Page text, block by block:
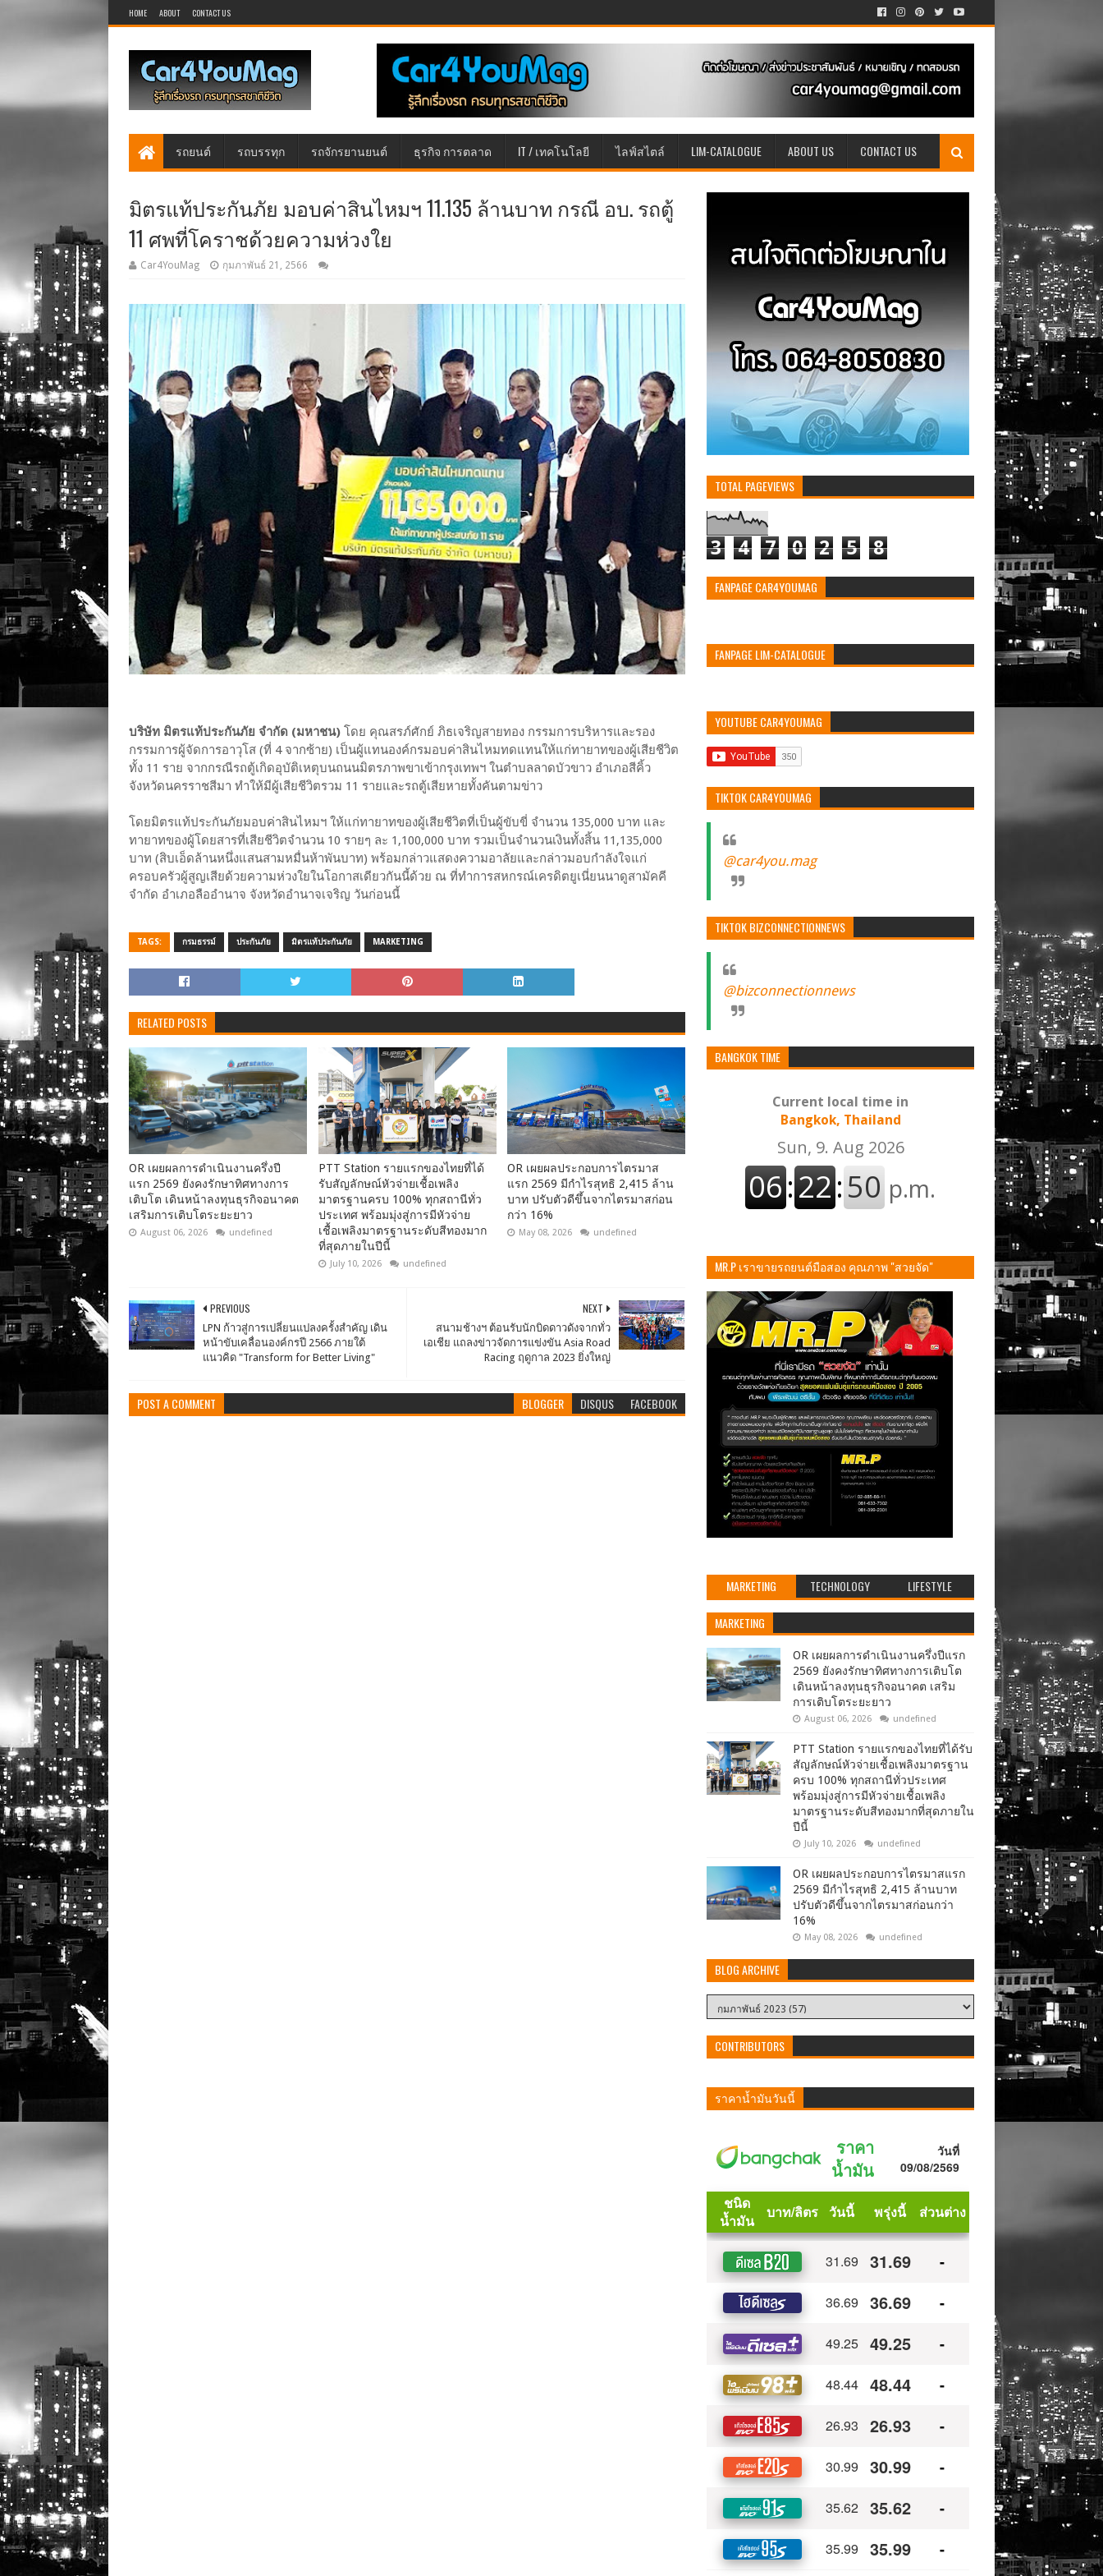
HOME ABOUT CONTACT US
รถยนต์ รถบรรทุก รถจักรยานยนต์ ธุรกิจ การตลาด IT / เทคโนโลยี ไลฟ์สไตล์ LIM-CATALOGUE ABOUT US CONTACT US
มิตรแท้ประกันภัย มอบค่าสินไหมฯ 11.135 ล้านบาท กรณี อบ. รถตู้
11 ศพที่โคราชด้วยความห่วงใย
Car4YouMag กุมภาพันธ์ 21, 2566
บริษัท มิตรแท้ประกันภัย จำกัด (มหาชน) โดย คุณสรภ์ศักย์ ภิธเจริญสายทอง กรรมการบริหารและรอง
กรรมการผู้จัดการอาวุโส (ที่ 4 จากซ้าย) เป็นผู้แทนองค์กรมอบค่าสินไหมทดแทนให้แก่ทายาทของผู้เสียชีวิต
ทั้ง 11 ราย จากกรณีรถตู้เกิดอุบัติเหตุบนถนนมิตรภาพขาเข้ากรุงเทพฯ ในตำบลลาดบัวขาว อำเภอสีคิ้ว
จังหวัดนครราชสีมา ทำให้มีผู้เสียชีวิตรวม 11 รายและรถตู้เสียหายทั้งคันตามข่าว
โดยมิตรแท้ประกันภัยมอบค่าสินไหมฯ ให้แก่ทายาทของผู้เสียชีวิตที่เป็นผู้ขับขี่ จำนวน 135,000 บาท และ
ทายาทของผู้โดยสารที่เสียชีวิตจำนวน 10 รายๆ ละ 1,100,000 บาท รวมเป็นจำนวนเงินทั้งสิ้น 11,135,000
บาท (สิบเอ็ดล้านหนึ่งแสนสามหมื่นห้าพันบาท) พร้อมกล่าวแสดงความอาลัยและกล่าวมอบกำลังใจแก่
ครอบครัวผู้สูญเสียด้วยความห่วงใยในโอกาสเดียวกันนี้ด้วย ณ ที่ทำการสหกรณ์เครดิตยูเนี่ยนนาดูสามัคคี
จำกัด อำเภอลืออำนาจ จังหวัดอำนาจเจริญ วันก่อนนี้
TAGS: กรมธรรม์ ประกันภัย มิตรแท้ประกันภัย MARKETING
RELATED POSTS
OR เผยผลการดำเนินงานครึ่งปี
แรก 2569 ยังคงรักษาทิศทางการ
เติบโต เดินหน้าลงทุนธุรกิจอนาคต
เสริมการเติบโตระยะยาว
August 06, 2026 undefined
PTT Station รายแรกของไทยที่ได้
รับสัญลักษณ์หัวจ่ายเชื้อเพลิง
มาตรฐานครบ 100% ทุกสถานีทั่ว
ประเทศ พร้อมมุ่งสู่การมีหัวจ่าย
เชื้อเพลิงมาตรฐานระดับสีทองมาก
ที่สุดภายในปีนี้
July 10, 2026 undefined
OR เผยผลประกอบการไตรมาส
แรก 2569 มีกำไรสุทธิ 2,415 ล้าน
บาท ปรับตัวดีขึ้นจากไตรมาสก่อน
กว่า 16%
May 08, 2026 undefined
NEXT
สนามช้างฯ ต้อนรับนักบิดดาวดังจากทั่ว
เอเชีย แถลงข่าวจัดการแข่งขัน Asia Road
Racing ฤดูกาล 2023 ยิ่งใหญ่
PREVIOUS
LPN ก้าวสู่การเปลี่ยนแปลงครั้งสำคัญ เดิน
หน้าขับเคลื่อนองค์กรปี 2566 ภายใต้
แนวคิด "Transform for Better Living"
POST A COMMENT BLOGGER DISQUS FACEBOOK
TOTAL PAGEVIEWS
3 4 7 0 2 5 8
FANPAGE CAR4YOUMAG
FANPAGE LIM-CATALOGUE
YOUTUBE CAR4YOUMAG
TIKTOK CAR4YOUMAG
@car4you.mag
TIKTOK BIZCONNECTIONNEWS
@bizconnectionnews
BANGKOK TIME
Current local time in
Bangkok, Thailand
MR.P เราขายรถยนต์มือสอง คุณภาพ "สวยจัด"
MARKETING TECHNOLOGY LIFESTYLE
MARKETING
OR เผยผลการดำเนินงานครึ่งปีแรก
2569 ยังคงรักษาทิศทางการเติบโต
เดินหน้าลงทุนธุรกิจอนาคต เสริม
การเติบโตระยะยาว
August 06, 2026 undefined
PTT Station รายแรกของไทยที่ได้รับ
สัญลักษณ์หัวจ่ายเชื้อเพลิงมาตรฐาน
ครบ 100% ทุกสถานีทั่วประเทศ
พร้อมมุ่งสู่การมีหัวจ่ายเชื้อเพลิง
มาตรฐานระดับสีทองมากที่สุดภายใน
ปีนี้
July 10, 2026 undefined
OR เผยผลประกอบการไตรมาสแรก
2569 มีกำไรสุทธิ 2,415 ล้านบาท
ปรับตัวดีขึ้นจากไตรมาสก่อนกว่า
16%
May 08, 2026 undefined
BLOG ARCHIVE
CONTRIBUTORS
ราคาน้ำมันวันนี้